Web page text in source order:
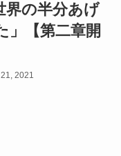
界の半分あげ
」【第二章開
2021